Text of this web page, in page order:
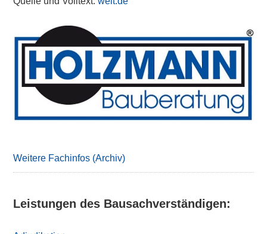
Primary
Sidebar
Weitere Fachinfos (Archiv)
Leistungen des Bausachverständigen: